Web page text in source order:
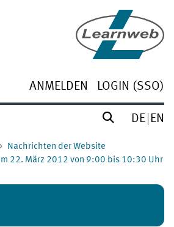
ANMELDEN LOGIN (SSO)
DE EN
Nachrichten der Website
22. März 2012 von 9:00 bis 10:30 Uhr